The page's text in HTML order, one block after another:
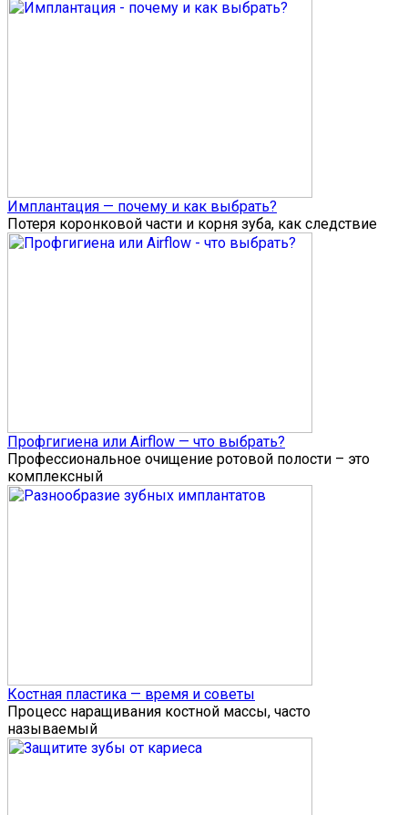
Имплантация — почему и как выбрать?
Потеря коронковой части и корня зуба, как следствие
Профгигиена или Airflow — что выбрать?
Профессиональное очищение ротовой полости – это
комплексный
Костная пластика — время и советы
Процесс наращивания костной массы, часто
называемый